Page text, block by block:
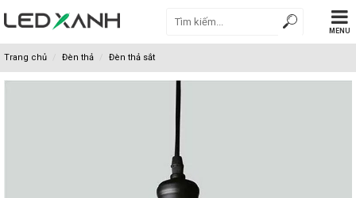
MENU
Trang chủ Đèn thả Đèn thả sắt